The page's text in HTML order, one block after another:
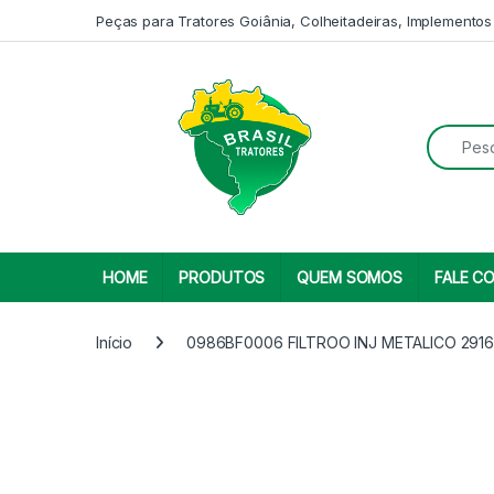
Peças para Tratores Goiânia, Colheitadeiras,
Search
HOME PRODUTOS QUEM SOMOS FALE
Início 0986BF0006 FILTROO INJ METALICO